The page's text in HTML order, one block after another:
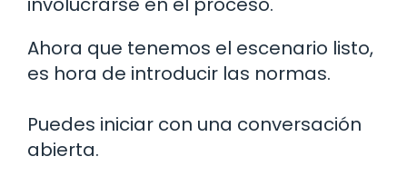
Ahora que tenemos el escenario listo,
es hora de introducir las normas.
Puedes iniciar con una conversación
abierta.